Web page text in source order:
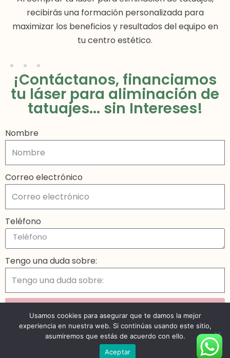
recibirás una formación personalizada para
maximizar los beneficios y resultados del equipo en
tu centro estético.
¡Contáctanos, financiamos
tu láser para aliminación de
tatuajes... sin Intereses!
Nombre
Correo electrónico
Teléfono
Tengo una duda sobre:
| Funciona gracias aWordPress
Usamos cookies para asegurar que te damos la mejor
experiencia en nuestra web. Si continúas usando este sitio,
asumiremos que estás de acuerdo con ello.
Aceptar